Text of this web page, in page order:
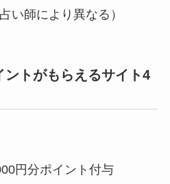
い師により異なる）
トがもらえるサイト4
円分ポイント付与